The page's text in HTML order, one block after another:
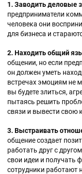
1. Заводить деловые
предприниматели
человека они
для бизнеса и
2. Находить общий
общении, но если
он должен уметь
встречах эмоциям не
вы будете злиться,
пытаясь решить
связи и вывести свою
3. Выстраивать
общение создает
работать друг с
свои идеи и получать
сотрудники работают